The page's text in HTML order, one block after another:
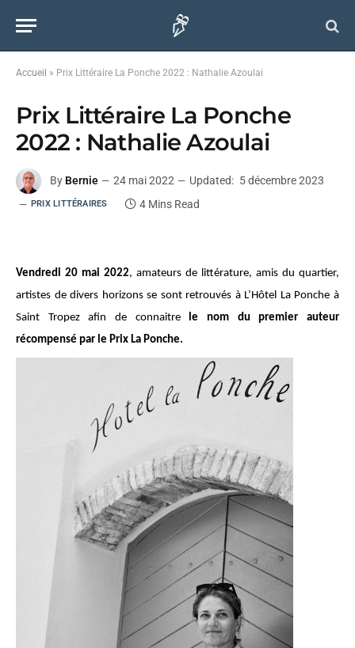
Accueil » Prix Littéraire La Ponche 2022 : Nathalie Azoulai
Prix Littéraire La Ponche
2022 : Nathalie Azoulai
By Bernie 24 mai 2022 Updated: 5 décembre 2023
PRIX LITTÉRAIRES 4 Mins Read
Vendredi 20 mai 2022, amateurs de littérature, amis du quartier,
artistes de divers horizons se sont retrouvés à L’Hôtel La Ponche à
Saint Tropez afin de connaitre le nom du premier auteur
récompensé par le Prix La Ponche.